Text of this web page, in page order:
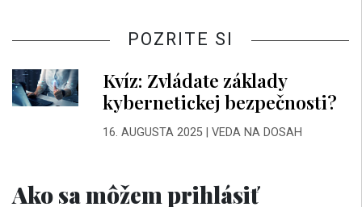
POZRITE SI
Kvíz: Zvládate základy
kybernetickej bezpečnosti?
16. AUGUSTA 2025| VEDA NA DOSAH
Ako sa môžem prihlásiť